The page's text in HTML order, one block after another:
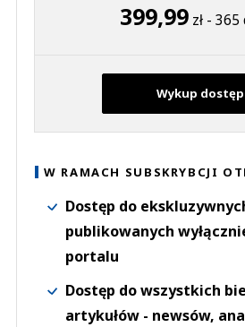
399,99zł - 365
Wykup dostęp
W RAMACH SUBSKRYBCJI
Dostęp do
publikowanych
portalu
Dostęp do wszystkich
artykułów - newsów,